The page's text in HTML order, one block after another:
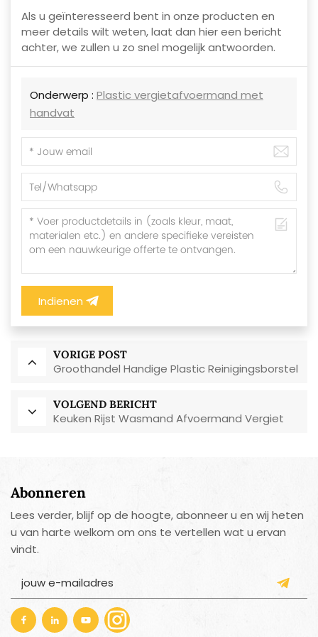
Als u geïnteresseerd bent in onze producten en
meer details wilt weten, laat dan hier een bericht
achter, we zullen u zo snel mogelijk antwoorden.
Onderwerp : Plastic vergietafvoermand met
handvat
Indienen
VORIGE POST
Groothandel Handige Plastic Reinigingsborstel
VOLGEND BERICHT
Keuken Rijst Wasmand Afvoermand Vergiet
Abonneren
Lees verder, blijf op de hoogte, abonneer u en wij heten
u van harte welkom om ons te vertellen wat u ervan
vindt.